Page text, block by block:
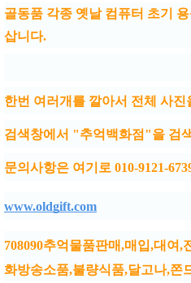
골동품 각종 옛날 컴퓨터 초기
삽니다.
한번 여러개를 깔아서 전체 사
검색창에서 "추억백화점"을 검
문의사항은 여기로 010-9121-
www.oldgift.com
708090추억물품판매,매입,대여,
화방송소품,불량식품,달고나,쫀